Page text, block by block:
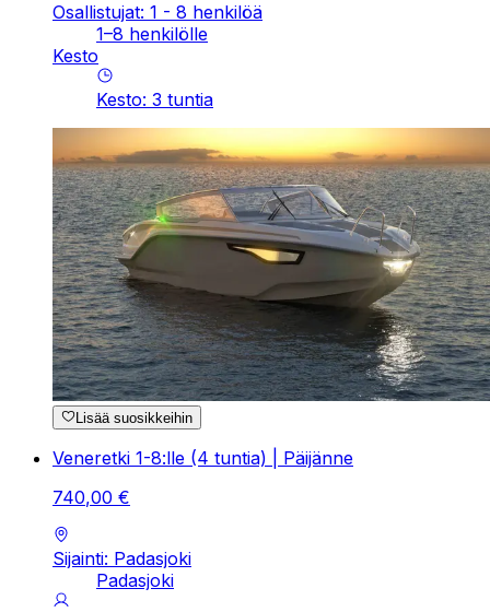
Osallistujat: 1 - 8 henkilöä
1–8 henkilölle
Kesto
Kesto: 3 tuntia
Lisää suosikkeihin
Veneretki 1-8:lle (4 tuntia) | Päijänne
740,00 €
Sijainti: Padasjoki
Padasjoki